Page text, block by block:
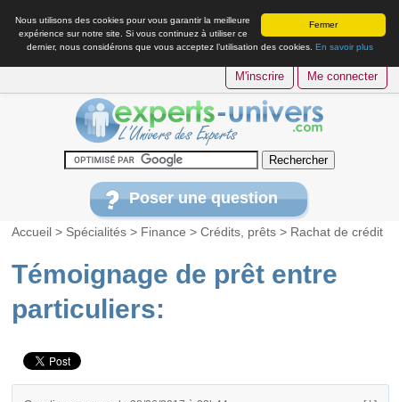
Fermer
Nous utilisons des cookies pour vous garantir la meilleure
expérience sur notre site. Si vous continuez à utiliser ce
dernier, nous considérons que vous acceptez l’utilisation des cookies. En savoir plus
M'inscrire Me connecter
Poser une question
Accueil > Spécialités > Finance >Crédits, prêts > Rachat de crédit
Témoignage de prêt entre
particuliers: